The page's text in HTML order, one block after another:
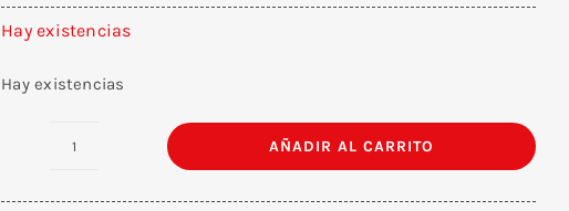
Hay existencias
Hay existencias
AÑADIR AL CARRITO